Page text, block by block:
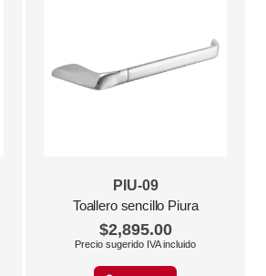
PIU-09
Toallero sencillo Piura
$2,895.00